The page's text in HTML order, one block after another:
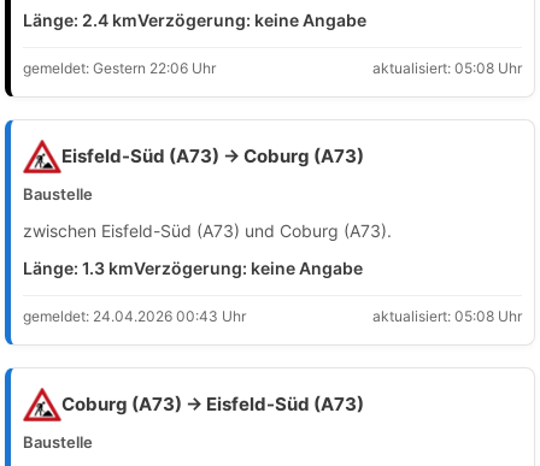
Länge: 2.4 kmVerzögerung: keine Angabe
gemeldet: Gestern 22:06 Uhr aktualisiert: 05:08 Uhr
Eisfeld-Süd (A73) → Coburg (A73)
Baustelle
zwischen Eisfeld-Süd (A73) und Coburg (A73).
Länge: 1.3 kmVerzögerung: keine Angabe
gemeldet: 24.04.2026 00:43 Uhr aktualisiert: 05:08 Uhr
Coburg (A73) → Eisfeld-Süd (A73)
Baustelle